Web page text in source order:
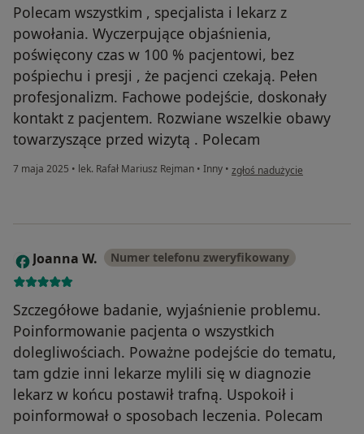
Polecam wszystkim , specjalista i lekarz z
powołania. Wyczerpujące objaśnienia,
poświęcony czas w 100 % pacjentowi, bez
pośpiechu i presji , że pacjenci czekają. Pełen
profesjonalizm. Fachowe podejście, doskonały
kontakt z pacjentem. Rozwiane wszelkie obawy
towarzyszące przed wizytą . Polecam
7 maja 2025 • lek. Rafał Mariusz Rejman • Inny • w opinii użytkownika MK
zgłoś nadużycie
J Joanna W. Numer telefonu zweryfikowany
Szczegółowe badanie, wyjaśnienie problemu.
Poinformowanie pacjenta o wszystkich
dolegliwościach. Poważne podejście do tematu,
tam gdzie inni lekarze mylili się w diagnozie
lekarz w końcu postawił trafną. Uspokoił i
poinformował o sposobach leczenia. Polecam